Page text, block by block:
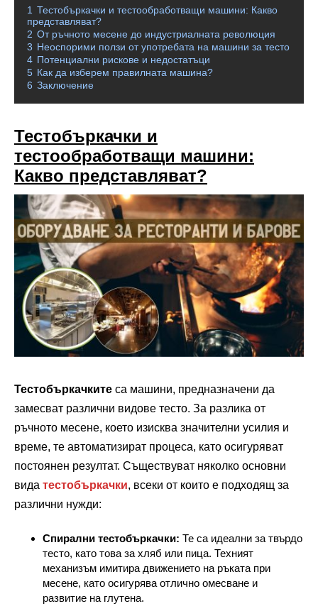
1 Тестобъркачки и тестообработващи машини: Какво
представляват?
2 От ръчното месене до индустриалната революция
3 Неоспорими ползи от употребата на машини за тесто
4 Потенциални рискове и недостатъци
5 Как да изберем правилната машина?
6 Заключение
Тестобъркачки и
тестообработващи машини:
Какво представляват?
Тестобъркачките са машини, предназначени да
замесват различни видове тесто. За разлика от
ръчното месене, което изисква значителни усилия и
време, те автоматизират процеса, като осигуряват
постоянен резултат. Съществуват няколко основни
вида тестобъркачки, всеки от които е подходящ за
различни нужди:
Спирални тестобъркачки: Те са идеални за твърдо
тесто, като това за хляб или пица. Техният
механизъм имитира движението на ръката при
месене, като осигурява отлично омесване и
развитие на глутена.